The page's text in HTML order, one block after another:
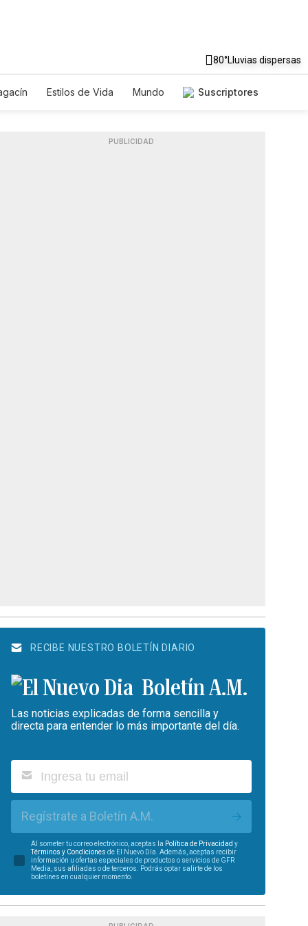
80°Lluvias dispersas
Estilos de Vida
Mundo
Suscriptores
PUBLICIDAD
RECIBE NUESTRO BOLETÍN DIARIO
Boletín A.M.
Las noticias explicadas de forma sencilla y
directa para entender lo más importante del día.
Regístrate a Boletín A.M.
Al someter tu correo electrónico, aceptas la Política de Privacidad y
Términos y Condiciones de El Nuevo Día. Además, aceptas recibir
información u ofertas especiales de productos o servicios de GFR
Media, sus afiliadas o de terceros. Podrás optar salirte de los
boletines en cualquier momento.